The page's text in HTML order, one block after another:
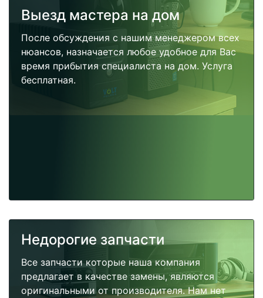
Выезд мастера на дом
После обсуждения с нашим менеджером всех
нюансов, назначается любое удобное для Вас
время прибытия специалиста на дом. Услуга
бесплатная.
Недорогие запчасти
Все запчасти которые наша компания
предлагает в качестве замены, являются
оригинальными от производителя. Нам нет